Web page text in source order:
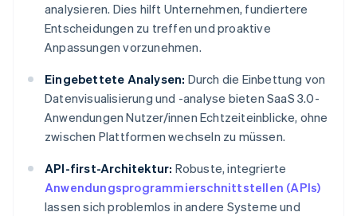
analysieren. Dies hilft Unternehmen, fundiertere
Entscheidungen zu treffen und proaktive
Anpassungen vorzunehmen.
Eingebettete Analysen: Durch die Einbettung von
Datenvisualisierung und -analyse bieten SaaS 3.0-
Anwendungen Nutzer/innen Echtzeiteinblicke, ohne
zwischen Plattformen wechseln zu müssen.
API-first-Architektur: Robuste, integrierte
Anwendungsprogrammierschnittstellen (APIs)
lassen sich problemlos in andere Systeme und